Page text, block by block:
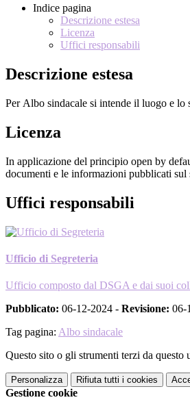
Indice pagina
Descrizione estesa
Licenza
Uffici responsabili
Descrizione estesa
Per Albo sindacale si intende il luogo e lo
Licenza
In applicazione del principio open by
documenti e le informazioni pubblicati
Uffici responsabili
Ufficio di Segreteria
Ufficio composto dal DSGA e dai suoi
Pubblicato: 06-12-2024 - Revisione: 06-
Tag pagina: Albo sindacale
Questo sito o gli strumenti terzi da
Personalizza Rifiuta tutti i cookies
Gestione cookie